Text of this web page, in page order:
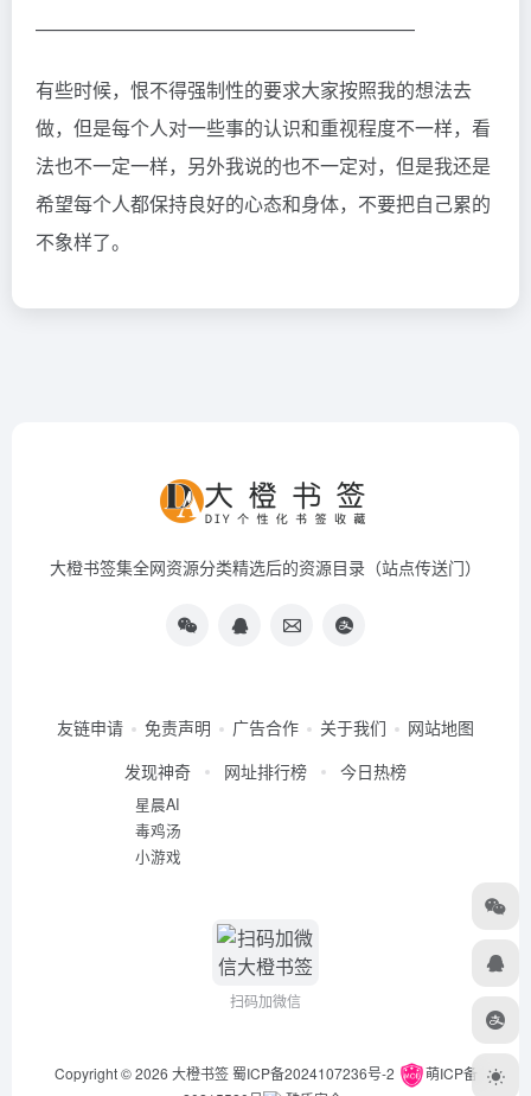
————————————————————
有些时候，恨不得强制性的要求大家按照我的想法去
做，但是每个人对一些事的认识和重视程度不一样，看
法也不一定一样，另外我说的也不一定对，但是我还是
希望每个人都保持良好的心态和身体，不要把自己累的
不象样了。
大橙书签集全网资源分类精选后的资源目录（站点传送门）
友链申请 免责声明 广告合作 关于我们
网站地图
发现神奇
星晨AI
毒鸡汤
小游戏
网址排行榜 今日热榜
扫码加微信
Copyright © 2026 大橙书签 蜀ICP备2024107236号-2
萌ICP备